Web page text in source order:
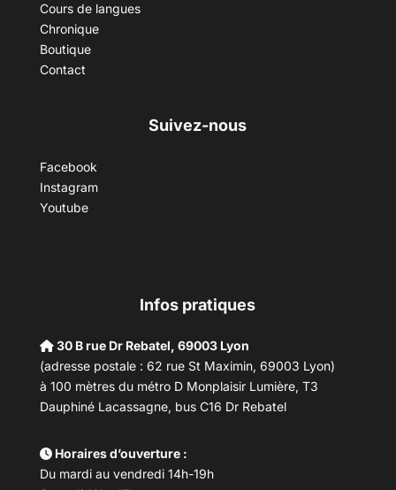
Cours de langues
Chronique
Boutique
Contact
Suivez-nous
Facebook
Instagram
Youtube
Infos pratiques
30 B rue Dr Rebatel, 69003 Lyon
(adresse postale : 62 rue St Maximin, 69003 Lyon)
à 100 mètres du métro D Monplaisir Lumière, T3
Dauphiné Lacassagne, bus C16 Dr Rebatel
Horaires d’ouverture :
Du mardi au vendredi 14h-19h